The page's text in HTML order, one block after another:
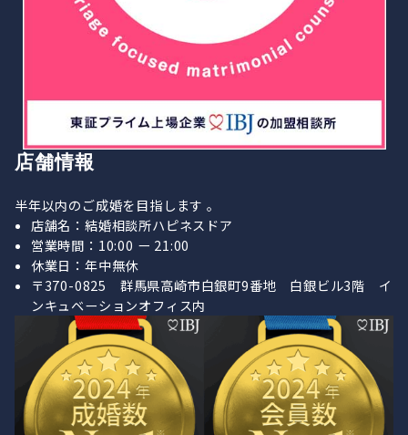
店舗情報
半年以内のご成婚を目指します 。
店舗名：結婚相談所ハピネスドア
営業時間：10:00 ー 21:00
休業日：年中無休
〒370-0825 群馬県高崎市白銀町9番地 白銀ビル3階 イ
ンキュベーションオフィス内